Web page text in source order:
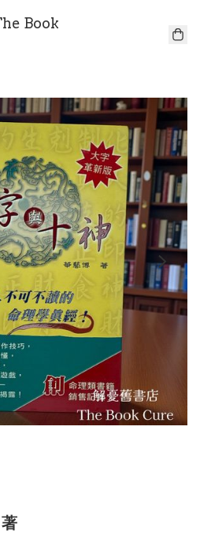
Book